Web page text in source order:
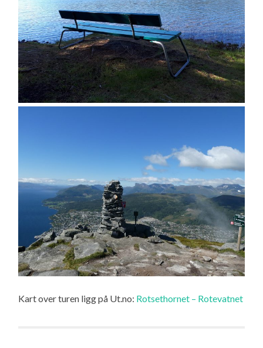
Kart over turen ligg på Ut.no: Rotsethornet – Rotevatnet